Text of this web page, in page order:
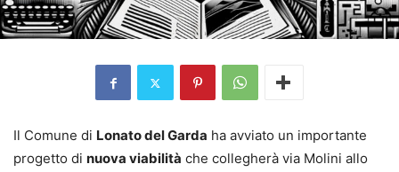
Il Comune di Lonato del Garda ha avviato un importante
progetto di nuova viabilità che collegherà via Molini allo